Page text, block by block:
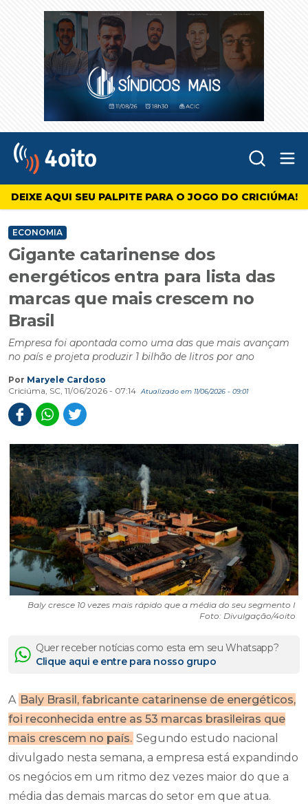
4oito
DEIXE AQUI SEU PALPITE PARA O JOGO DO CRICIÚMA!
ECONOMIA
Gigante catarinense dos
energéticos entra para lista das
marcas que mais crescem no
Brasil
Empresa foi apontada como uma das que mais avançam
no país e projeta produzir 1 bilhão de litros por ano
Por Maryele Cardoso
Criciúma, SC, 11/06/2026 - 07:14
Atualizado em 11/06/2026 - 09:01
Baly cresce 10 vezes mais rápido que a média do seu segmento I
Foto: Divulgação/4oito
Quer receber notícias como esta em seu Whatsapp?
Clique aqui e entre para nosso grupo
A Baly Brasil, fabricante catarinense de energéticos,
foi reconhecida entre as 53 marcas brasileiras que
mais crescem no país. Segundo estudo nacional
divulgado nesta semana, a empresa está expandindo
os negócios em um ritmo dez vezes maior do que a
média das demais marcas do setor em que atua.